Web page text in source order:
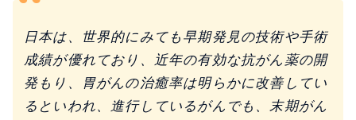
日本は、世界的にみても早期発見の技術や手術
成績が優れており、近年の有効な抗がん薬の開
発もり、胃がんの治癒率は明らかに改善してい
るといわれ、進行しているがんでも、末期がん